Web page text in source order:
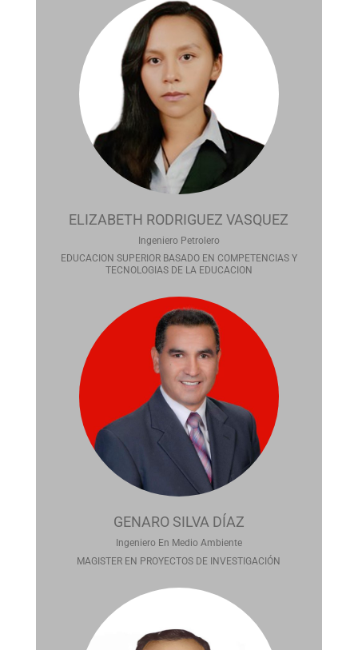
ELIZABETH RODRIGUEZ VASQUEZ
Ingeniero Petrolero
EDUCACION SUPERIOR BASADO EN COMPETENCIAS Y
TECNOLOGIAS DE LA EDUCACION
GENARO SILVA DÍAZ
Ingeniero En Medio Ambiente
MAGISTER EN PROYECTOS DE INVESTIGACIÓN